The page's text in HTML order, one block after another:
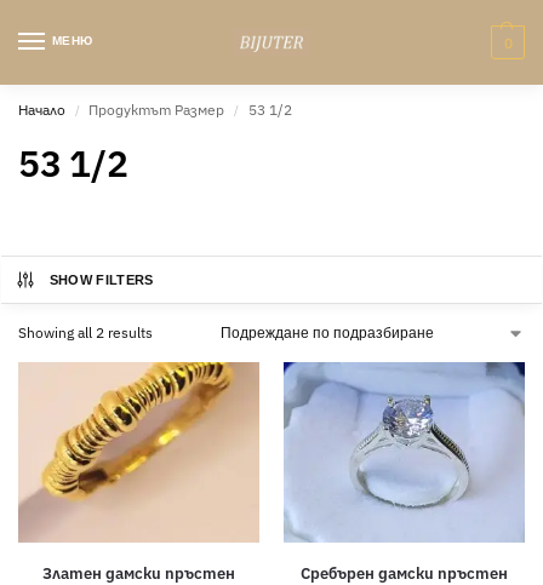
МЕНЮ 0
Начало / Продуктът Размер / 53 1/2
53 1/2
SHOW FILTERS
Showing all 2 results
Златен дамски пръстен
Сребърен дамски пръстен